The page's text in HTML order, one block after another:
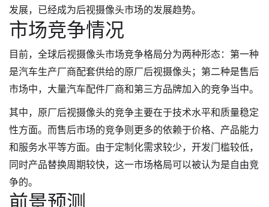
发展，已经成为后视摄像头市场的发展趋势。
市场竞争情况
目前，全球后视摄像头市场竞争格局分为两种形态：第一种
是汽车生产厂商配套供给的原厂后视摄像头；第二种是售后
市场中，大量汽车配件厂商和第三方品牌加入的竞争当中。
其中，原厂后视摄像头的竞争主要在于技术水平和质量稳定
性方面。而售后市场的竞争则更多的依赖于价格、产品能力
和服务水平等方面。由于定制化需求较少，开发门槛较低，
同时产品替换周期较快，这一市场格局可以被认为是自由竞
争的。